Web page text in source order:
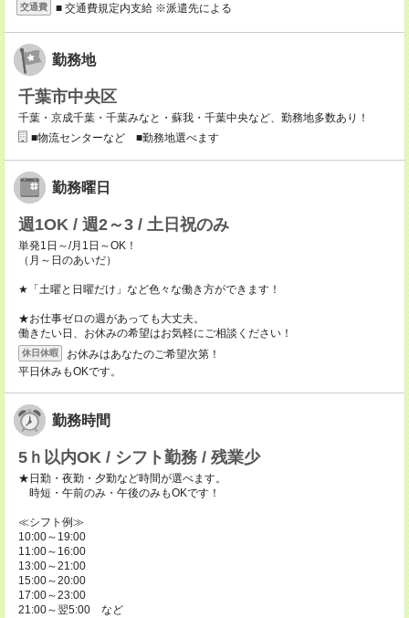
交通費 ■ 交通費規定内支給 ※派遣先による
勤務地
千葉市中央区
千葉・京成千葉・千葉みなと・蘇我・千葉中央など、勤務地多数あり！
■物流センターなど ■勤務地選べます
勤務曜日
週1OK / 週2～3 / 土日祝のみ
単発1日～/月1日～OK！
（月～日のあいだ）
★「土曜と日曜だけ」など色々な働き方ができます！
★お仕事ゼロの週があっても大丈夫。
働きたい日、お休みの希望はお気軽にご相談ください！
休日休暇
お休みはあなたのご希望次第！
平日休みもOKです。
勤務時間
5ｈ以内OK / シフト勤務 / 残業少
★日勤・夜勤・夕勤など時間が選べます。
時短・午前のみ・午後のみもOKです！
≪シフト例≫
10:00～19:00
11:00～16:00
13:00～21:00
15:00～20:00
17:00～23:00
21:00～翌5:00 など